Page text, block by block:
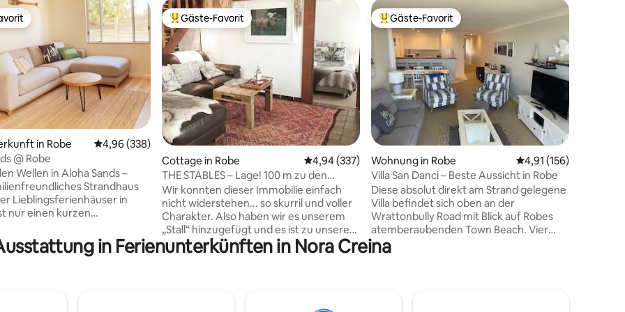
5 von 5, 154 Bewertungen
in Robe Durchschnittliche Bewertung: 4,96 von 5, 338 Bewertungen
4,96 (338)
@ Robe
Wellen in Aloha Sands –
Strandhaus
Lieblingsferienhäuser in
entfernt, wo du Geschäfte,
mehr findest. Pack dein Auto
Beliebter Gäste-Favorit.
Gäste-Favorit
Cottage in Robe Durchschnittliche Bewertung: 4,94 von 5, 337 Bewertungen
4,94 (337)
THE STABLES – Lage! 100 m zu den
Geschäften. 150 m zum Strand
Wir konnten dieser Immobilie einfach
nicht widerstehen... so skurril und voller
Charakter. Also haben wir es unserem
„Stall“ hinzugefügt und es ist zu unserem
neuesten Projekt geworden. Es erinnert
uns an den Bauernhof, an frisches Heu,
hausgemachte Tische direkt aus der
Beliebter Gäste-Favorit.
Gäste-Favorit
Wohnung in Robe Durchschnittliche
4,91 (156)
Villa San Danci – Beste Aussicht in Robe
Diese absolut direkt am Strand gelegene
Villa befindet sich oben an der
Wrattonbully Road mit Blick auf Robes
atemberaubenden Town Beach. Vier
Schlafplätze in zwei großen
Schlafzimmern, die für Paare oder
in Ferienunterkünften in Nora Creina